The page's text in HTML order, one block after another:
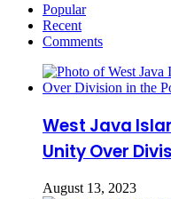
Popular
Recent
Comments
West Java
Unity Over
August 13, 2023